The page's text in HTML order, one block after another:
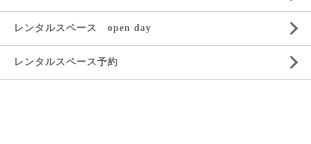
レンタルスペース open day
レンタルスペース予約